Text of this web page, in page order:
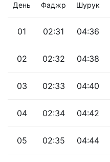
День Фаджр Шурук
01 02:31 04:36
02 02:32 04:38
03 02:33 04:40
04 02:34 04:42
05 02:35 04:44